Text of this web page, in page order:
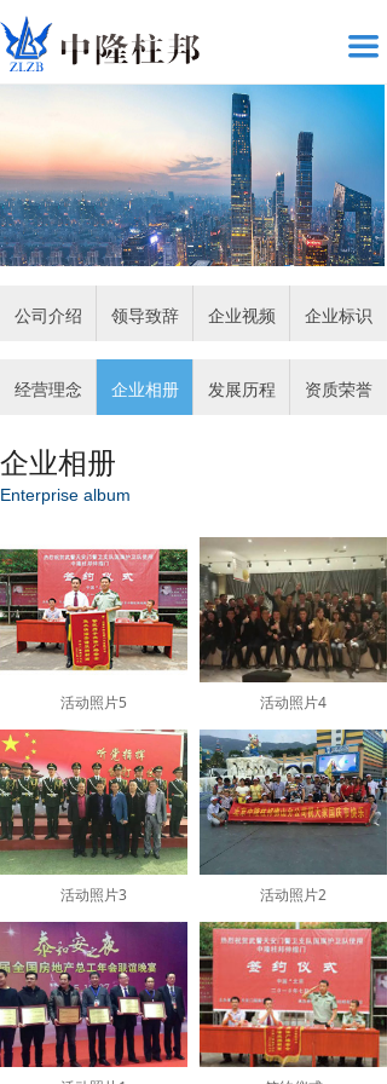
끀
经营理念 企业相册 发展历程 资质荣誉
企业相册
Enterprise album
公司介绍 领导致辞 企业视频 企业标识
活动照片5 活动照片4
活动照片3 活动照片2